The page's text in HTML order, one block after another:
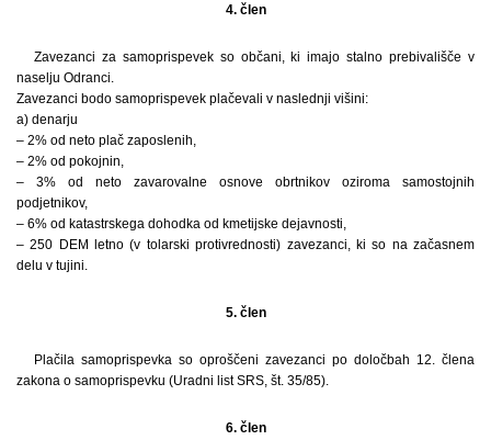
4. člen
Zavezanci za samoprispevek so občani, ki imajo stalno prebivališče v
naselju Odranci.
Zavezanci bodo samoprispevek plačevali v naslednji višini:
a) denarju
– 2% od neto plač zaposlenih,
– 2% od pokojnin,
– 3% od neto zavarovalne osnove obrtnikov oziroma samostojnih
podjetnikov,
– 6% od katastrskega dohodka od kmetijske dejavnosti,
– 250 DEM letno (v tolarski protivrednosti) zavezanci, ki so na začasnem
delu v tujini.
5. člen
Plačila samoprispevka so oproščeni zavezanci po določbah 12. člena
zakona o samoprispevku (Uradni list SRS, št. 35/85).
6. člen